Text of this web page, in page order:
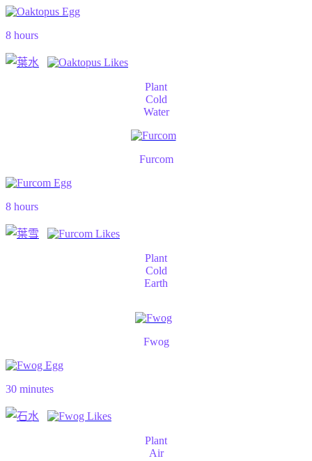
8 hours
Plant
Cold
Water
Furcom
8 hours
Plant
Cold
Earth
Fwog
30 minutes
Plant
Air